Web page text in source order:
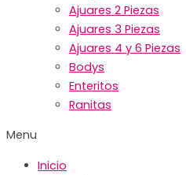
Ajuares 2 Piezas
Ajuares 3 Piezas
Ajuares 4 y 6 Piezas
Bodys
Enteritos
Ranitas
Menu
Inicio